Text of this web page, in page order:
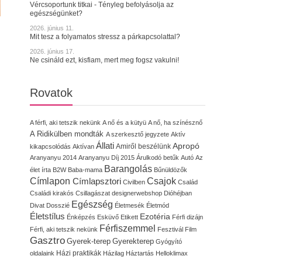
Vércsoportunk titkai - Tényleg befolyásolja az
egészségünket?
2026. június 11.
Mit tesz a folyamatos stressz a párkapcsolattal?
2026. június 17.
Ne csináld ezt, kisfiam, mert meg fogsz vakulni!
Rovatok
A férfi, aki tetszik nekünk A nő és a kütyü A nő, ha színésznő
A Ridikülben mondták A szerkesztő jegyzete Aktív
kikapcsolódás Aktívan Állati Amiről beszélünk Apropó
Aranyanyu 2014 Aranyanyu Díj 2015 Árulkodó betűk Autó Az
élet írta B2W Baba-mama Barangolás Bűnüldözők
Címlapon Címlapsztori Civilben Csajok Család
Családi kirakós Csillagászat designerwebshop Dióhéjban
Divat Dosszié Egészség Életmesék Életmód
Életstílus Énképzés Esküvő Etikett Ezotéria Férfi dizájn
Férfi, aki tetszik nekünk Férfiszemmel Fesztivál Film
Gasztro Gyerek-terep Gyerekterep Gyógyító
oldalaink Házi praktikák Házilag Háztartás Helloklimax